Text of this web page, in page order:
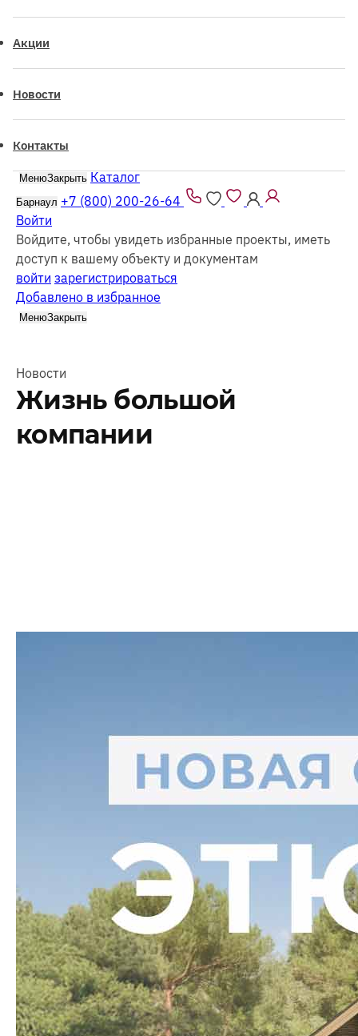
Акции
Новости
Контакты
МенюЗакрыть Каталог
Барнаул +7 (800) 200-26-64
Войти
Войдите, чтобы увидеть избранные проекты, иметь
доступ к вашему объекту и документам
войти зарегистрироваться
Добавлено в избранное
МенюЗакрыть
Новости
Жизнь большой
компании